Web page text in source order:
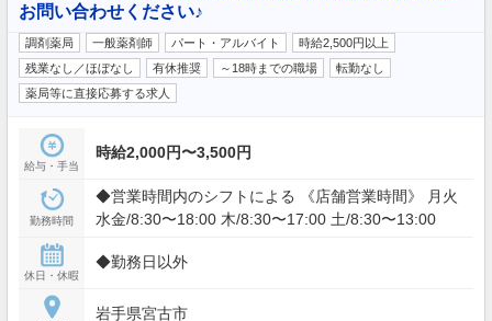
お問い合わせください♪
調剤薬局 一般薬剤師 パート・アルバイト
時給2,500円以上
残業なし／ほぼなし
有休推奨 ～18時までの職場
転勤なし
薬局等に直接応募する求人
給与・手当
時給2,000円〜3,500円
勤務時間
◆営業時間内のシフトによる 《店舗営業時間》 月火
水金/8:30〜18:00 木/8:30〜17:00 土/8:30〜13:00
休日・休暇
◆勤務日以外
岩手県宮古市